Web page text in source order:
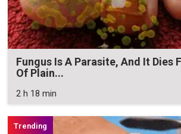
Fungus Is A Parasite, And It Dies
Of Plain...
2 h 18 min